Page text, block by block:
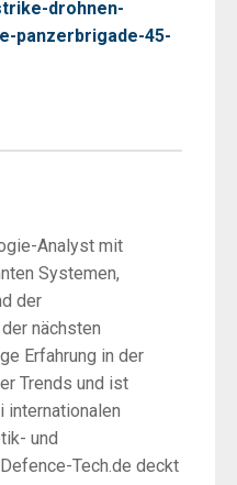
drohnen-
panzerbrigade-45-
Analyst mit
Systemen,
der
nächsten
Erfahrung in der
Trends und ist
internationalen
und
Tech.de deckt